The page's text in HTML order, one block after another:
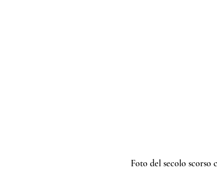
Foto del secolo scorso